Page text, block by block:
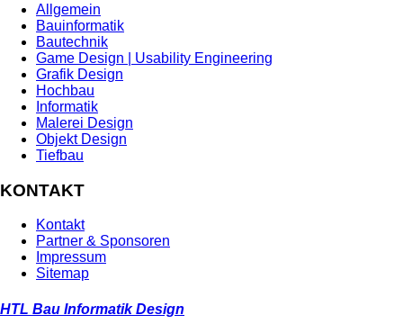
Allgemein
Bauinformatik
Bautechnik
Game Design | Usability Engineering
Grafik Design
Hochbau
Informatik
Malerei Design
Objekt Design
Tiefbau
KONTAKT
Kontakt
Partner & Sponsoren
Impressum
Sitemap
HTL Bau Informatik Design